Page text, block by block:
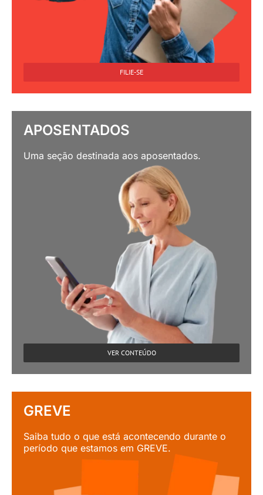
FILIE-SE
APOSENTADOS
Uma seção destinada aos aposentados.
VER CONTEÚDO
GREVE
Saiba tudo o que está acontecendo durante o
período que estamos em GREVE.